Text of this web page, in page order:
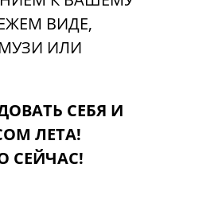
ВИДЕ,
ИЛИ
СЕБЯ И
ЛЕТА!
СЕЙЧАС!